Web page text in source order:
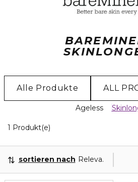
Alle Produkte ALL
Ageless
1 Produkt(e)
sortieren nach Relevanz